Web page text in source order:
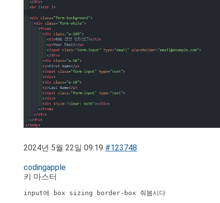
2024년 5월 22일 09:19 #123748
codingapple
키 마스터
input에 box sizing border-box 줘봅시다